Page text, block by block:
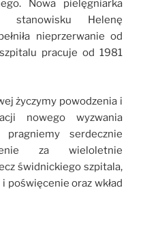
Nowa pielęgniarka
stanowisku Helenę
nieprzerwanie od
pracuje od 1981
życzymy powodzenia i
nowego wyzwania
pragniemy serdecznie
za wieloletnie
świdnickiego szpitala,
poświęcenie oraz wkład